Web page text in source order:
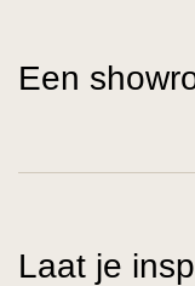
Een
Laat je